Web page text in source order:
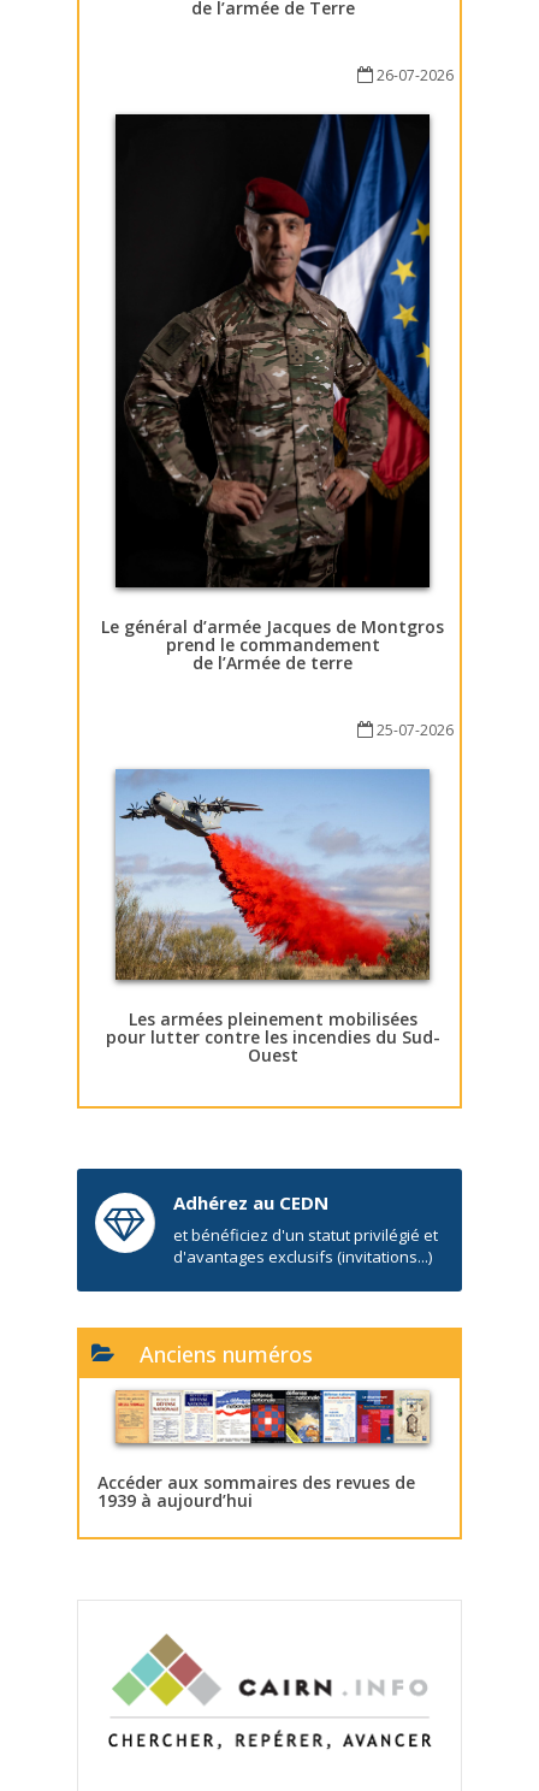
de l’armée de Terre
26-07-2026
Le général d’armée Jacques de Montgros
prend le commandement
de l’Armée de terre
25-07-2026
Les armées pleinement mobilisées
pour lutter contre les incendies du Sud-
Ouest
Adhérez au CEDN
et bénéficiez d'un statut privilégié et
d'avantages exclusifs (invitations...)
Anciens numéros
Accéder aux sommaires des revues de
1939 à aujourd’hui